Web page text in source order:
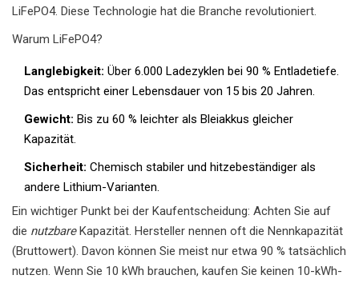
LiFePO4. Diese Technologie hat die Branche revolutioniert.
Warum LiFePO4?
Langlebigkeit: Über 6.000 Ladezyklen bei 90 % Entladetiefe.
Das entspricht einer Lebensdauer von 15 bis 20 Jahren.
Gewicht: Bis zu 60 % leichter als Bleiakkus gleicher
Kapazität.
Sicherheit: Chemisch stabiler und hitzebeständiger als
andere Lithium-Varianten.
Ein wichtiger Punkt bei der Kaufentscheidung: Achten Sie auf
die nutzbareKapazität. Hersteller nennen oft die Nennkapazität
(Bruttowert). Davon können Sie meist nur etwa 90 % tatsächlich
nutzen. Wenn Sie 10 kWh brauchen, kaufen Sie keinen 10-kWh-